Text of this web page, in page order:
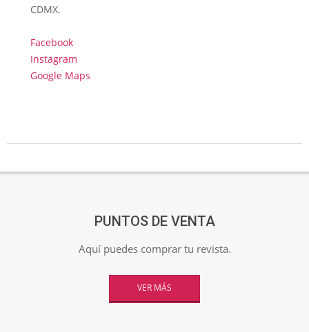
CDMX.
Facebook
Instagram
Google Maps
PUNTOS DE VENTA
Aquí puedes comprar tu revista.
VER MÁS